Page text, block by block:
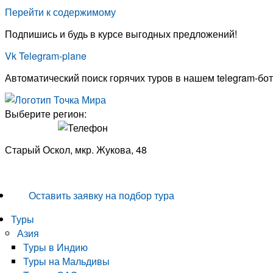
Перейти к содержимому
Подпишись и будь в курсе выгодных предложений!
VkTelegram-plane
Автоматический поиск горячих туров в нашем telegram-
Выберите регион:
Старый Оскол, мкр. Жукова, 48
Оставить заявку на подбор тура
Туры
Азия
Туры в Индию
Туры на Мальдивы